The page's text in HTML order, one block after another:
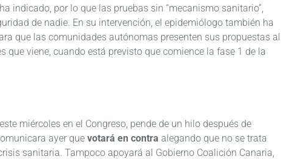
indicado, por lo que las pruebas sin “mecanismo sanitario”,
de nadie. En su intervención, el epidemiólogo también ha
que las comunidades autónomas presenten sus propuestas al
que viene, cuando está previsto que comience la fase 1 de la
miércoles en el Congreso, pende de un hilo después de
ayer que votará en contra alegando que no se trata
sanitaria. Tampoco apoyará al Gobierno Coalición Canaria,